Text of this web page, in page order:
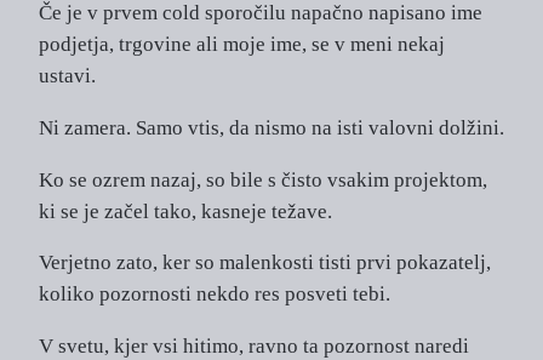
Če je v prvem cold sporočilu napačno napisano ime
podjetja, trgovine ali moje ime, se v meni nekaj
ustavi.
Ni zamera. Samo vtis, da nismo na isti valovni dolžini.
Ko se ozrem nazaj, so bile s čisto vsakim projektom,
ki se je začel tako, kasneje težave.
Verjetno zato, ker so malenkosti tisti prvi pokazatelj,
koliko pozornosti nekdo res posveti tebi.
V svetu, kjer vsi hitimo, ravno ta pozornost naredi